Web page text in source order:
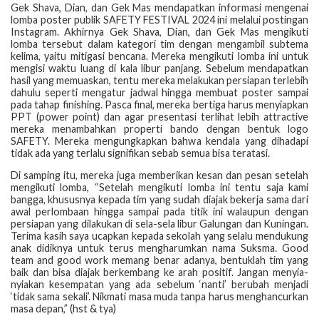
Gek Shava, Dian, dan Gek Mas mendapatkan informasi mengenai
lomba poster publik SAFETY FESTIVAL 2024 ini melalui postingan
Instagram. Akhirnya Gek Shava, Dian, dan Gek Mas mengikuti
lomba tersebut dalam kategori tim dengan mengambil subtema
kelima, yaitu mitigasi bencana. Mereka mengikuti lomba ini untuk
mengisi waktu luang di kala libur panjang. Sebelum mendapatkan
hasil yang memuaskan, tentu mereka melakukan persiapan terlebih
dahulu seperti mengatur jadwal hingga membuat poster sampai
pada tahap finishing. Pasca final, mereka bertiga harus menyiapkan
PPT (power point) dan agar presentasi terlihat lebih attractive
mereka menambahkan properti bando dengan bentuk logo
SAFETY. Mereka mengungkapkan bahwa kendala yang dihadapi
tidak ada yang terlalu signifikan sebab semua bisa teratasi.
Di samping itu, mereka juga memberikan kesan dan pesan setelah
mengikuti lomba, “Setelah mengikuti lomba ini tentu saja kami
bangga, khususnya kepada tim yang sudah diajak bekerja sama dari
awal perlombaan hingga sampai pada titik ini walaupun dengan
persiapan yang dilakukan di sela-sela libur Galungan dan Kuningan.
Terima kasih saya ucapkan kepada sekolah yang selalu mendukung
anak didiknya untuk terus mengharumkan nama Suksma. Good
team and good work memang benar adanya, bentuklah tim yang
baik dan bisa diajak berkembang ke arah positif. Jangan menyia-
nyiakan kesempatan yang ada sebelum ‘nanti’ berubah menjadi
‘tidak sama sekali’. Nikmati masa muda tanpa harus menghancurkan
masa depan,” (hst & tya)